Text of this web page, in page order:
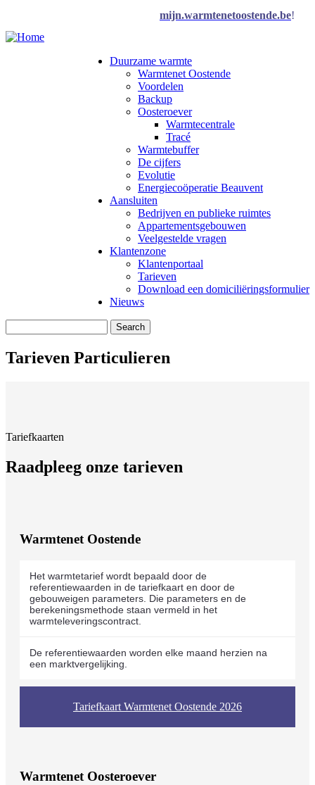
main
mijn.warmtenetoostende.be!
navigation
Duurzame warmte
Warmtenet Oostende
Voordelen
Backup
Oosteroever
Warmtecentrale
Tracé
Warmtebuffer
De cijfers
Evolutie
Energiecoöperatie Beauvent
Aansluiten
Bedrijven en publieke ruimtes
Appartementsgebouwen
Veelgestelde vragen
Klantenzone
Klantenportaal
Tarieven
Download een domiciliëringsformulier
Nieuws
Tarieven Particulieren
Tariefkaarten
Raadpleeg onze tarieven
Warmtenet Oostende
Het warmtetarief wordt bepaald door de
referentiewaarden in de tariefkaart en door de
gebouweigen parameters. Die parameters en de
berekeningsmethode staan vermeld in het
warmteleveringscontract.
De referentiewaarden worden elke maand herzien na
een marktvergelijking.
Tariefkaart Warmtenet Oostende 2026
Warmtenet Oosteroever